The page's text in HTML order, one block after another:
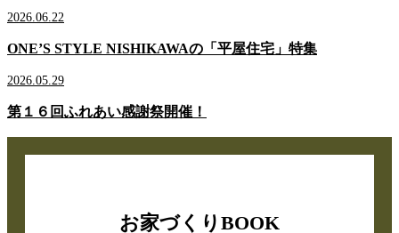
2026.06.22
ONE’S STYLE NISHIKAWAの「平屋住宅」特集
2026.05.29
第１６回ふれあい感謝祭開催！
お家づくりBOOK